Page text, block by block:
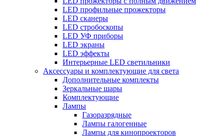
LED профильные прожекторы
LED сканеры
LED стробоскопы
LED УФ приборы
LED экраны
LED эффекты
Интерьерные LED светильники
Аксессуары и комплектующие для света
Дополнительные комплекты
Зеркальные шары
Комплектующие
Лампы
Газоразрядные
Лампы галогенные
Лампы для кинопроекторов